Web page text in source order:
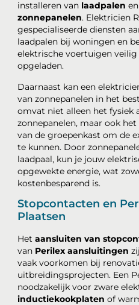
installeren van laadpalen
zonnepanelen. Elektricien
gespecialiseerde diensten
laadpalen bij woningen en
elektrische voertuigen
opgeladen.
Daarnaast kan een
van zonnepanelen in het
omvat niet alleen het fysiek
zonnepanelen, maar ook
van de groepenkast om de
te kunnen. Door
laadpaal, kun je jouw
opgewekte energie, wat
kostenbesparend is.
Stopcontacten en
Plaatsen
Hetaansluiten van
van Perilex aansluitingen
vaak voorkomen bij
uitbreidingsprojecten. Een
noodzakelijk voor zware
inductiekookplaten of